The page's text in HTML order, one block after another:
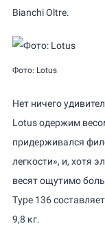
Bianchi Oltre.
Фото: Lotus
Нет ничего
Lotus одержим
придерживался
легкости», и, хотя
весят ощутимо
Type 136
9,8 кг.